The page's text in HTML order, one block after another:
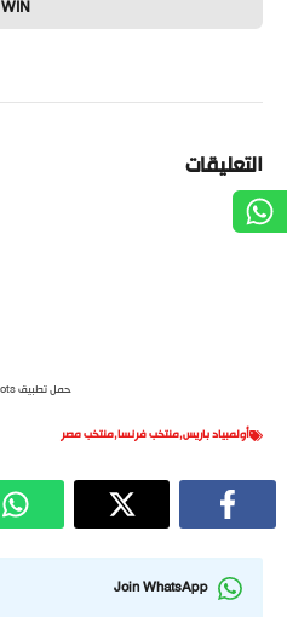
WIN
التعليقات
حمل تطبيق newspoots
أولمبياد باريس,منتخب فرنسا,منتخب مصر
Join WhatsApp